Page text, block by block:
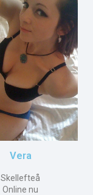
Vera
Skellefteå
Online nu